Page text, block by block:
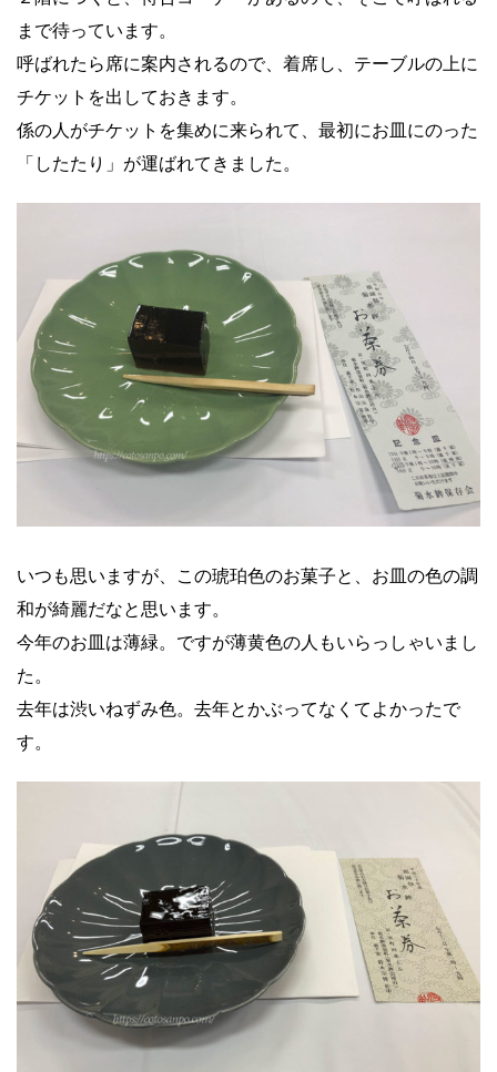
まで待っています。
呼ばれたら席に案内されるので、着席し、テーブルの上に
チケットを出しておきます。
係の人がチケットを集めに来られて、最初にお皿にのった
「したたり」が運ばれてきました。
いつも思いますが、この琥珀色のお菓子と、お皿の色の調
和が綺麗だなと思います。
今年のお皿は薄緑。ですが薄黄色の人もいらっしゃいまし
た。
去年は渋いねずみ色。去年とかぶってなくてよかったで
す。